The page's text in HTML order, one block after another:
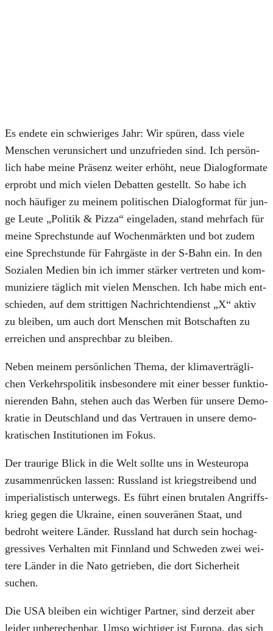
Es ende­te ein schwie­ri­ges Jahr: Wir spü­ren, dass vie­le
Men­schen ver­un­si­chert und unzu­frie­den sind. Ich per­sön­
lich habe mei­ne Prä­senz wei­ter erhöht, neue Dia­log­for­ma­te
erprobt und mich vie­len Debat­ten gestellt. So habe ich
noch häu­fi­ger zu mei­nem poli­ti­schen Dia­log­for­mat für jun­
ge Leu­te „Poli­tik & Piz­za“ ein­ge­la­den, stand mehr­fach für
mei­ne Sprech­stun­de auf Wochen­märk­ten und bot zudem
eine Sprech­stun­de für Fahr­gäs­te in der S‑Bahn ein. In den
Sozia­len Medi­en bin ich immer stär­ker ver­tre­ten und kom­
mu­ni­zie­re täg­lich mit vie­len Men­schen. Ich habe mich ent­
schie­den, auf dem strit­ti­gen Nach­rich­ten­dienst „X“ aktiv
zu blei­ben, um auch dort Men­schen mit Bot­schaf­ten zu
errei­chen und ansprech­bar zu blei­ben.
Neben mei­nem per­sön­li­chen The­ma, der kli­ma­ver­träg­li­
chen Ver­kehrs­po­li­tik ins­be­son­de­re mit einer bes­ser funk­tio­
nie­ren­den Bahn, ste­hen auch das Wer­ben für unse­re Demo­
kra­tie in Deutsch­land und das Ver­trau­en in unse­re demo­
kra­ti­schen Insti­tu­tio­nen im Fokus.
Der trau­ri­ge Blick in die Welt soll­te uns in West­eu­ro­pa
zusam­men­rü­cken las­sen: Russ­land ist kriegs­trei­bend und
impe­ria­lis­tisch unter­wegs. Es führt einen bru­ta­len Angriffs­
krieg gegen die Ukrai­ne, einen sou­ve­rä­nen Staat, und
bedroht wei­te­re Län­der. Russ­land hat durch sein hoch­ag­
gres­si­ves Ver­hal­ten mit Finn­land und Schwe­den zwei wei­
te­re Län­der in die Nato getrie­ben, die dort Sicher­heit
suchen.
Die USA blei­ben ein wich­ti­ger Part­ner, sind der­zeit aber
lei­der unbe­re­chen­bar. Umso wich­ti­ger ist Euro­pa, das sich